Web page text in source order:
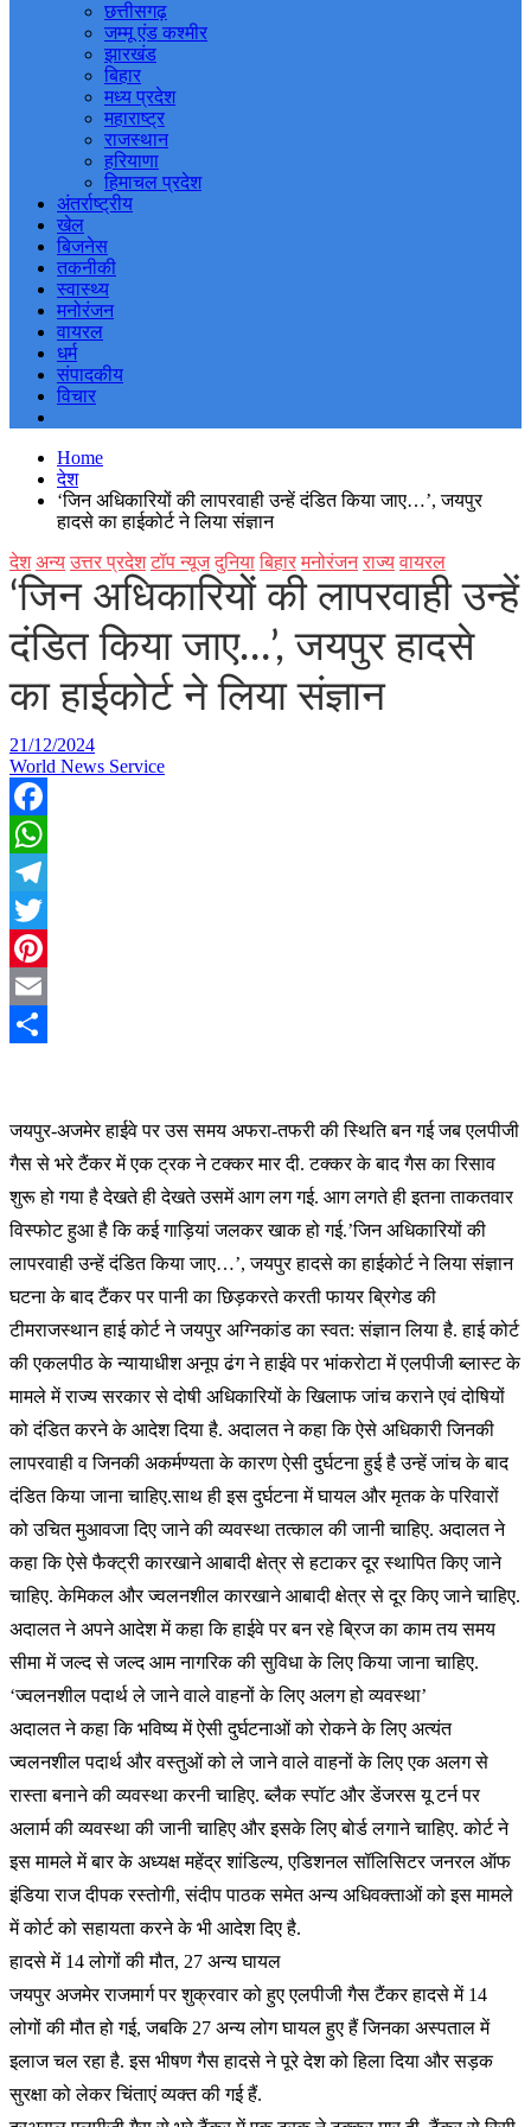
छत्तीसगढ़
जम्मू एंड कश्मीर
झारखंड
बिहार
मध्य प्रदेश
महाराष्ट्र
राजस्थान
हरियाणा
हिमाचल प्रदेश
अंतर्राष्ट्रीय
खेल
बिजनेस
तकनीकी
स्वास्थ्य
मनोरंजन
वायरल
धर्म
संपादकीय
विचार
Home
देश
‘जिन अधिकारियों की लापरवाही उन्हें दंडित किया जाए…’, जयपुर
हादसे का हाईकोर्ट ने लिया संज्ञान
देश अन्य उत्तर प्रदेश टॉप न्यूज दुनिया बिहार मनोरंजन राज्य वायरल
‘जिन अधिकारियों की लापरवाही उन्हें
दंडित किया जाए…’, जयपुर हादसे
का हाईकोर्ट ने लिया संज्ञान
21/12/2024
World News Service
Facebook
WhatsApp
Telegram
Twitter
Pinterest
Email
जयपुर-अजमेर हाईवे पर उस समय अफरा-तफरी की स्थिति बन गई जब एलपीजी
गैस से भरे टैंकर में एक ट्रक ने टक्कर मार दी. टक्कर के बाद गैस का रिसाव
शुरू हो गया है देखते ही देखते उसमें आग लग गई. आग लगते ही इतना ताकतवार
विस्फोट हुआ है कि कई गाड़ियां जलकर खाक हो गई.’जिन अधिकारियों की
लापरवाही उन्हें दंडित किया जाए…’, जयपुर हादसे का हाईकोर्ट ने लिया संज्ञान
घटना के बाद टैंकर पर पानी का छिड़करते करती फायर ब्रिगेड की
टीमराजस्थान हाई कोर्ट ने जयपुर अग्निकांड का स्वत: संज्ञान लिया है. हाई कोर्ट
की एकलपीठ के न्यायाधीश अनूप ढंग ने हाईवे पर भांकरोटा में एलपीजी ब्लास्ट के
मामले में राज्य सरकार से दोषी अधिकारियों के खिलाफ जांच कराने एवं दोषियों
को दंडित करने के आदेश दिया है. अदालत ने कहा कि ऐसे अधिकारी जिनकी
लापरवाही व जिनकी अकर्मण्यता के कारण ऐसी दुर्घटना हुई है उन्हें जांच के बाद
दंडित किया जाना चाहिए.साथ ही इस दुर्घटना में घायल और मृतक के परिवारों
को उचित मुआवजा दिए जाने की व्यवस्था तत्काल की जानी चाहिए. अदालत ने
कहा कि ऐसे फैक्ट्री कारखाने आबादी क्षेत्र से हटाकर दूर स्थापित किए जाने
चाहिए. केमिकल और ज्वलनशील कारखाने आबादी क्षेत्र से दूर किए जाने चाहिए.
अदालत ने अपने आदेश में कहा कि हाईवे पर बन रहे ब्रिज का काम तय समय
सीमा में जल्द से जल्द आम नागरिक की सुविधा के लिए किया जाना चाहिए.
‘ज्वलनशील पदार्थ ले जाने वाले वाहनों के लिए अलग हो व्यवस्था’
अदालत ने कहा कि भविष्य में ऐसी दुर्घटनाओं को रोकने के लिए अत्यंत
ज्वलनशील पदार्थ और वस्तुओं को ले जाने वाले वाहनों के लिए एक अलग से
रास्ता बनाने की व्यवस्था करनी चाहिए. ब्लैक स्पॉट और डेंजरस यू टर्न पर
अलार्म की व्यवस्था की जानी चाहिए और इसके लिए बोर्ड लगाने चाहिए. कोर्ट ने
इस मामले में बार के अध्यक्ष महेंद्र शांडिल्य, एडिशनल सॉलिसिटर जनरल ऑफ
इंडिया राज दीपक रस्तोगी, संदीप पाठक समेत अन्य अधिवक्ताओं को इस मामले
में कोर्ट को सहायता करने के भी आदेश दिए है.
हादसे में 14 लोगों की मौत, 27 अन्य घायल
जयपुर अजमेर राजमार्ग पर शुक्रवार को हुए एलपीजी गैस टैंकर हादसे में 14
लोगों की मौत हो गई, जबकि 27 अन्य लोग घायल हुए हैं जिनका अस्पताल में
इलाज चल रहा है. इस भीषण गैस हादसे ने पूरे देश को हिला दिया और सड़क
सुरक्षा को लेकर चिंताएं व्यक्त की गई हैं.